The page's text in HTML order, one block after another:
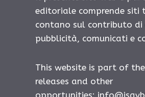
editoriale comprende siti
contano sul contributo di
pubblicità, comunicati e
This website is part of
releases and other
opportunities: